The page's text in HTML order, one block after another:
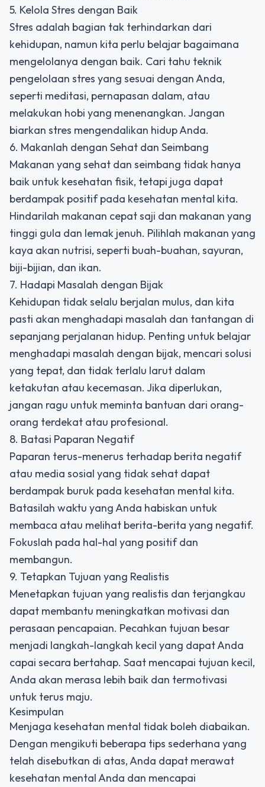
5. Kelola Stres dengan Baik
Stres adalah bagian tak terhindarkan dari
kehidupan, namun kita perlu belajar bagaimana
mengelolanya dengan baik. Cari tahu teknik
pengelolaan stres yang sesuai dengan Anda,
seperti meditasi, pernapasan dalam, atau
melakukan hobi yang menenangkan. Jangan
biarkan stres mengendalikan hidup Anda.
6. Makanlah dengan Sehat dan Seimbang
Makanan yang sehat dan seimbang tidak hanya
baik untuk kesehatan fisik, tetapi juga dapat
berdampak positif pada kesehatan mental kita.
Hindarilah makanan cepat saji dan makanan yang
tinggi gula dan lemak jenuh. Pilihlah makanan yang
kaya akan nutrisi, seperti buah-buahan, sayuran,
biji-bijian, dan ikan.
7. Hadapi Masalah dengan Bijak
Kehidupan tidak selalu berjalan mulus, dan kita
pasti akan menghadapi masalah dan tantangan di
sepanjang perjalanan hidup. Penting untuk belajar
menghadapi masalah dengan bijak, mencari solusi
yang tepat, dan tidak terlalu larut dalam
ketakutan atau kecemasan. Jika diperlukan,
jangan ragu untuk meminta bantuan dari orang-
orang terdekat atau profesional.
8. Batasi Paparan Negatif
Paparan terus-menerus terhadap berita negatif
atau media sosial yang tidak sehat dapat
berdampak buruk pada kesehatan mental kita.
Batasilah waktu yang Anda habiskan untuk
membaca atau melihat berita-berita yang negatif.
Fokuslah pada hal-hal yang positif dan
membangun.
9. Tetapkan Tujuan yang Realistis
Menetapkan tujuan yang realistis dan terjangkau
dapat membantu meningkatkan motivasi dan
perasaan pencapaian. Pecahkan tujuan besar
menjadi langkah-langkah kecil yang dapat Anda
capai secara bertahap. Saat mencapai tujuan kecil,
Anda akan merasa lebih baik dan termotivasi
untuk terus maju.
Kesimpulan
Menjaga kesehatan mental tidak boleh diabaikan.
Dengan mengikuti beberapa tips sederhana yang
telah disebutkan di atas, Anda dapat merawat
kesehatan mental Anda dan mencapai